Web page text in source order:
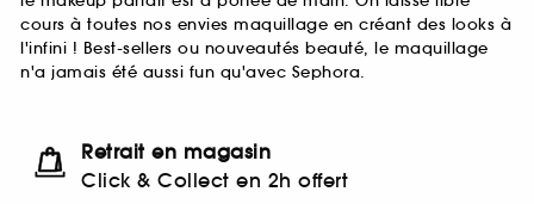
cours à toutes nos envies maquillage en créant des looks à
l'infini ! Best-sellers ou nouveautés beauté, le maquillage
n'a jamais été aussi fun qu'avec Sephora.
Retrait en magasin
Click & Collect en 2h offert